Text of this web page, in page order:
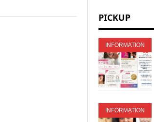
PICKUP
INFORMATION
INFORMATION